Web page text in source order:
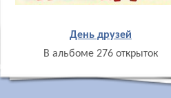
День друзей
В альбоме 276 открыток